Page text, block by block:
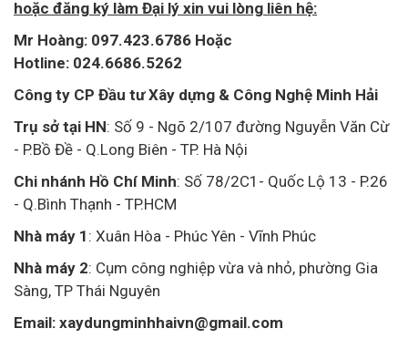
hoặc đăng ký làm Đại lý xin vui lòng liên hệ:
Mr Hoàng: 097.423.6786 Hoặc
Hotline: 024.6686.5262
Công ty CP Đầu tư Xây dựng & Công Nghệ Minh Hải
Trụ sở tại HN: Số 9 - Ngõ 2/107 đường Nguyễn Văn Cừ
- P.Bồ Đề - Q.Long Biên - TP. Hà Nội
Chi nhánh Hồ Chí Minh: Số 78/2C1- Quốc Lộ 13 - P.26
- Q.Bình Thạnh - TP.HCM
Nhà máy 1 : Xuân Hòa - Phúc Yên - Vĩnh Phúc
Nhà máy 2: Cụm công nghiệp vừa và nhỏ, phường Gia
Sàng, TP Thái Nguyên
Email: xaydungminhhaivn@gmail.com